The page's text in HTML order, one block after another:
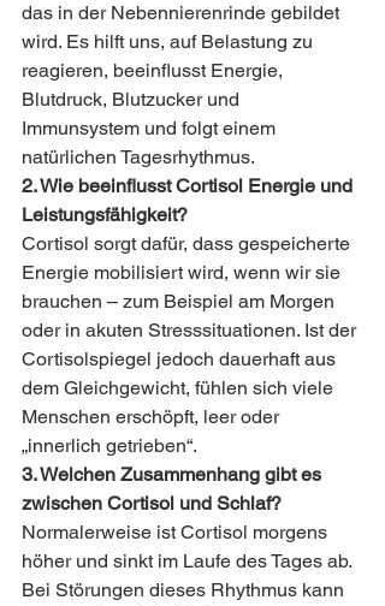
das in der Nebennierenrinde gebildet
wird. Es hilft uns, auf Belastung zu
reagieren, beeinflusst Energie,
Blutdruck, Blutzucker und
Immunsystem und folgt einem
natürlichen Tagesrhythmus.
2. Wie beeinflusst Cortisol Energie und
Leistungsfähigkeit?
Cortisol sorgt dafür, dass gespeicherte
Energie mobilisiert wird, wenn wir sie
brauchen – zum Beispiel am Morgen
oder in akuten Stresssituationen. Ist der
Cortisolspiegel jedoch dauerhaft aus
dem Gleichgewicht, fühlen sich viele
Menschen erschöpft, leer oder
„innerlich getrieben“.
3. Welchen Zusammenhang gibt es
zwischen Cortisol und Schlaf?
Normalerweise ist Cortisol morgens
höher und sinkt im Laufe des Tages ab.
Bei Störungen dieses Rhythmus kann